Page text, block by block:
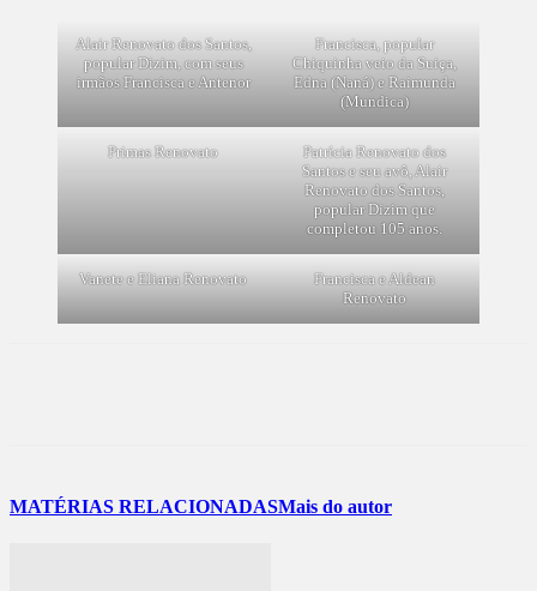
Alair Renovato dos Santos,
popular Dizim, com seus
irmãos Francisca e Antenor
Francisca, popular
Chiquinha veio da Suiça,
Edna (Naná) e Raimunda
(Mundica)
Primas Renovato
Patrícia Renovato dos
Santos e seu avô, Alair
Renovato dos Santos,
popular Dizim que
completou 105 anos.
Vanete e Eliana Renovato
Francisca e Aldean
Renovato
MATÉRIAS RELACIONADASMais do autor